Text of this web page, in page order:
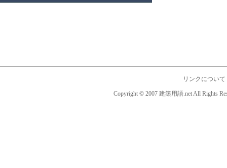
リンクについて
Copyright © 2007 建築用語.net All Rights